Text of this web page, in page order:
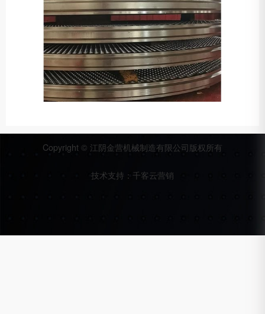
Copyright © 江阴金营机械制造有限公司版权所有
技术支持： 千客云营销